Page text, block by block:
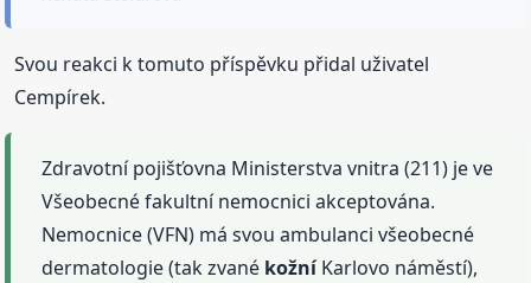
Svou reakci k tomuto příspěvku přidal uživatel
Cempírek.
Zdravotní pojišťovna Ministerstva vnitra (211) je ve
Všeobecné fakultní nemocnici akceptována.
Nemocnice (VFN) má svou ambulanci všeobecné
dermatologie (tak zvané kožníKarlovo náměstí),